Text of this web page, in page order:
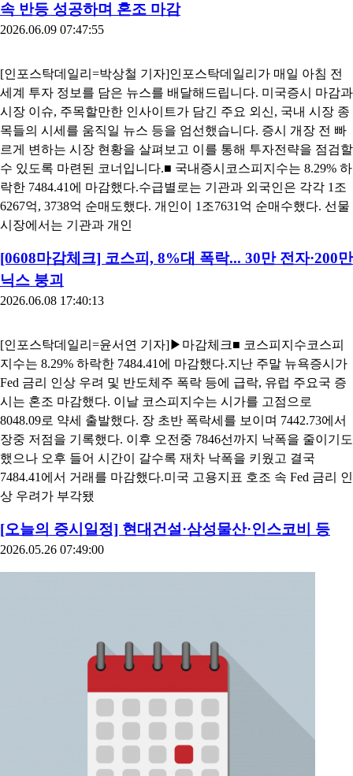
속 반등 성공하며 혼조 마감
2026.06.09 07:47:55
[인포스탁데일리=박상철 기자]인포스탁데일리가 매일 아침 전
세계 투자 정보를 담은 뉴스를 배달해드립니다. 미국증시 마감과
시장 이슈, 주목할만한 인사이트가 담긴 주요 외신, 국내 시장 종
목들의 시세를 움직일 뉴스 등을 엄선했습니다. 증시 개장 전 빠
수 있도록 마련된 코너입니다.■ 국내증시코스피지수는 8.29% 하
락한 7484.41에 마감했다.수급별로는 기관과 외국인은 각각 1조
6267억, 3738억 순매도했다. 개인이 1조7631억 순매수했다. 선물
시장에서는 기관과 개인
[0608마감체크] 코스피, 8%대 폭락... 30만 전자·200만
닉스 붕괴
2026.06.08 17:40:13
[인포스탁데일리=윤서연 기자]▶마감체크■ 코스피지수코스피
지수는 8.29% 하락한 7484.41에 마감했다.지난 주말 뉴욕증시가
Fed 금리 인상 우려 및 반도체주 폭락 등에 급락, 유럽 주요국 증